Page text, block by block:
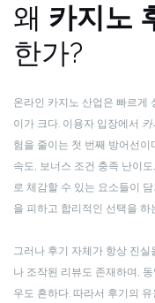
왜 카지노
한가?
온라인 카지노 산업은 빠르게
이가 크다. 이용자 입장에서 카
험을 줄이는 첫 번째 방어선
속도, 보너스 조건 충족 난이
로 체감할 수 있는 요소들이
을 피하고 합리적인 선택을
그러나 후기 자체가 항상 진실
나 조작된 리뷰도 존재하며,
우도 흔하다. 따라서 후기의